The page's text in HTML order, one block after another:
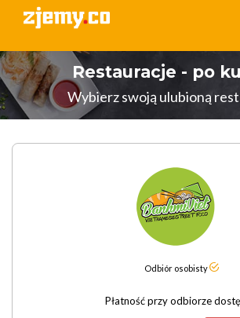
Restauracje - po
Wybierz swoją ulubioną
Odbiór osobisty
Płatność przy odbiorze